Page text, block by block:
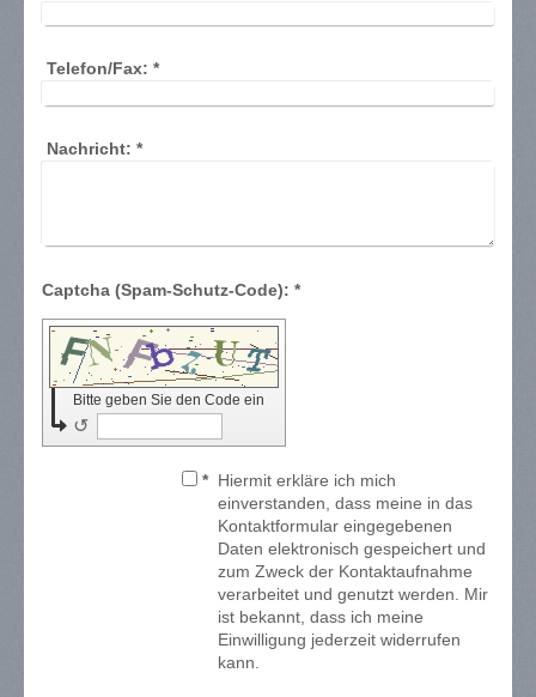
Telefon/Fax: *
Nachricht: *
Captcha (Spam-Schutz-Code): *
Bitte geben Sie den Code ein
↺
* Hiermit erkläre ich mich
einverstanden, dass meine in das
Kontaktformular eingegebenen
Daten elektronisch gespeichert und
zum Zweck der Kontaktaufnahme
verarbeitet und genutzt werden. Mir
ist bekannt, dass ich meine
Einwilligung jederzeit widerrufen
kann.